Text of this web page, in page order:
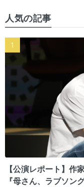
人気の記事
【公演レポート】作
『母さん、ラブソン